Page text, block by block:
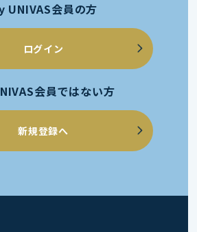
UNIVAS会員の方
ログイン
会員ではない方
新規登録へ